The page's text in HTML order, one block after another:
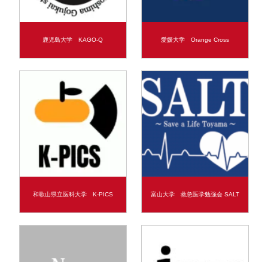
鹿児島大学 KAGO-Q 愛媛大学 Orange Cross
和歌山県立医科大学 K-PICS 富山大学 救急医学勉強会 SALT